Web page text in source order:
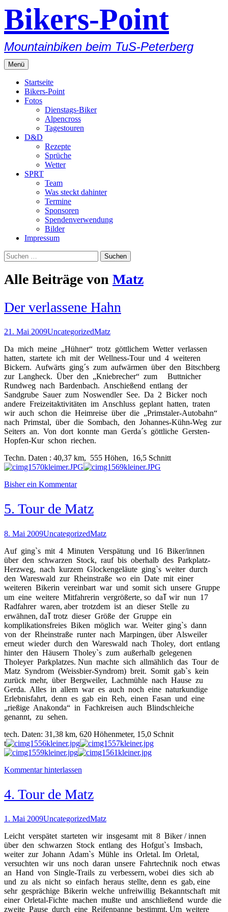
Zum
Inhalt
springen
Bikers-Point
Mountainbiken beim TuS-Peterberg
Menü
Startseite
Bikers-Point
Fotos
Dienstags-Biker
Alpencross
Tagestouren
D&D
Rezepte
Sprüche
Wetter
SPRT
Team
Was steckt dahinter
Termine
Sponsoren
Spendenverwendung
Bilder
Impressum
Suchen
nach:
Alle Beiträge von Matz
Der verlassene Hahn
21. Mai 2009UncategorizedMatz
Da mich meine „Hühner“ trotz göttlichem Wetter verlassen
hatten, startete ich mit der Wellness-Tour und 4 weiteren
Bickern. Aufwärts ging´s zum aufwärmen über den Bitschberg
zur Langheck. Über den „Kniebrecher“ zum Buttnicher
Rundweg nach Bardenbach. Anschießend entlang der
Sandgrube Sauer zum Noswendler See. Da 2 Bicker noch
andere Freizeitaktivitäten im Anschluss geplant hatten, traten
wir auch schon die Heimreise über die „Primstaler-Autobahn“
nach Primstal, über die Sombach, den Johannes-Kühn-Weg zur
Seiters an. Von dort konnte man Gerda´s göttliche Gersten-
Hopfen-Kur schon riechen.
Techn. Daten : 40,37 km, 555 Höhen, 16,5 Schnitt
Bisher ein Kommentar
5. Tour de Matz
8. Mai 2009UncategorizedMatz
Auf ging`s mit 4 Minuten Verspätung und 16 Biker/innen
über den schwarzen Stock, rauf bis oberhalb des Parkplatz-
Herzweg, nach kurzem Glockengeläute ging`s weiter durch
den Wareswald zur Rheinstraße wo ein Date mit einer
weiteren Bikerin vereinbart war und somit sich unsere Gruppe
um eine weitere Mitfahrerin vergrößerte, so daߠ wir nun 17
Radfahrer waren, aber trotzdem ist an dieser Stelle zu
erwähnen, daߠ trotz dieser Größe der Gruppe ein
komplikationsfreies Biken möglich war. Weiter ging`s dann
von der Rheinstraße runter nach Marpingen, über Alsweiler
erneut wieder durch den Wareswald nach Tholey, dort entlang
hinter den Häusern Tholey`s zum außerhalb gelegenen
Tholeyer Parkplatzes. Nun machte sich allmählich das Tour de
Matz Syndrom (Weissbier-Syndrom) breit. Somit gab`s kein
zurück mehr, über Bergweiler, Lachmühle nach Hause zu
Gerda. Alles in allem war es auch noch eine naturkundige
Erlebnisfahrt, denn es gab ein Reh, einen Fasan und eine
„rießige Anakonda“ in Fachkreisen auch Blindschleiche
genannt, zu sehen.
tech. Daten: 31,38 km, 620 Höhenmeter, 15,0 Schnit
t
Kommentar hinterlassen
4. Tour de Matz
1. Mai 2009UncategorizedMatz
Leicht verspätet starteten wir insgesamt mit 8 Biker / innen
über den schwarzen Stock entlang des Hofgut`s Imsbach,
weiter zur Johann Adam`s Mühle ins Orletal. Im Orletal,
versuchten wir uns noch daran unsere Fahrtechnik noch etwas
an Hand von Single-Trails zu verbessern, wobei dies sich ab
und zu als nicht so einfach heraus stellte, denn es gab, eine
sehr gesprächige Bikerin welche unfreiwillig Bekanntschaft mit
einer Orletal-Fichte machen mußte und anschließend wurde die
zweite Pause durch eine Reifenpanne bestimmt. Um weitere